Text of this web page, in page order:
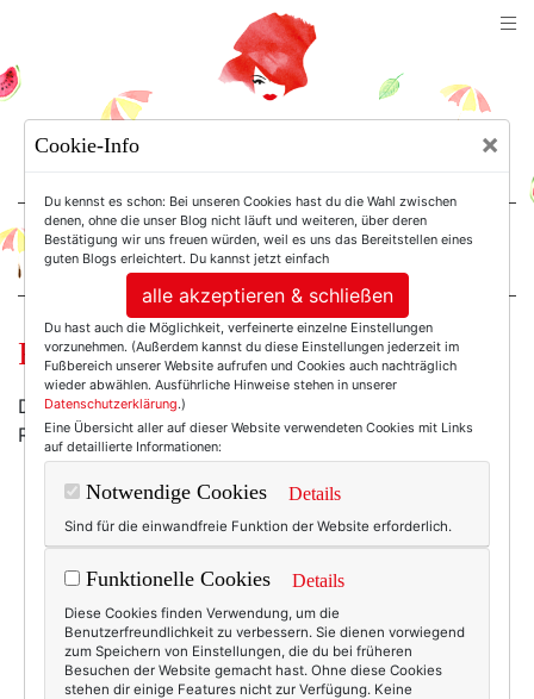
For Women. Not Girls.
Frösteling bei 8,5 Grad?
Dann habe ich war für dich. Für mich. Und den ganzen
Rest, über den heute der Herbst hereingebrochen ist:
Cookie-Info ×
Du kennst es schon: Bei unseren Cookies hast du die Wahl zwischen
denen, ohne die unser Blog nicht läuft und weiteren, über deren
Bestätigung wir uns freuen würden, weil es uns das Bereitstellen eines
guten Blogs erleichtert. Du kannst jetzt einfach
alle akzeptieren & schließen
Du hast auch die Möglichkeit, verfeinerte einzelne Einstellungen
vorzunehmen. (Außerdem kannst du diese Einstellungen jederzeit im
Fußbereich unserer Website aufrufen und Cookies auch nachträglich
wieder abwählen. Ausführliche Hinweise stehen in unserer
Datenschutzerklärung.)
Eine Übersicht aller auf dieser Website verwendeten Cookies mit Links
auf detaillierte Informationen:
Notwendige Cookies Details
Sind für die einwandfreie Funktion der Website erforderlich.
Funktionelle Cookies Details
Diese Cookies finden Verwendung, um die
Benutzerfreundlichkeit zu verbessern. Sie dienen vorwiegend
zum Speichern von Einstellungen, die du bei früheren
Besuchen der Website gemacht hast. Ohne diese Cookies
stehen dir einige Features nicht zur Verfügung. Keine